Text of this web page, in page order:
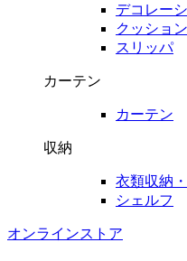
デコレー
クッション
スリッパ
カーテン
カーテン
収納
衣類収納
シェルフ
オンラインストア